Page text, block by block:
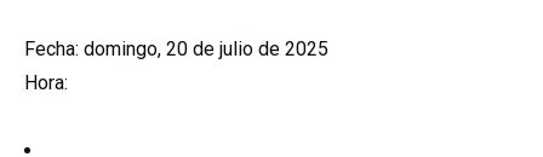
Fecha: domingo, 20 de julio de 2025
Hora: